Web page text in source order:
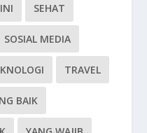
SEHAT
SOSIAL MEDIA
TRAVEL
BAIK